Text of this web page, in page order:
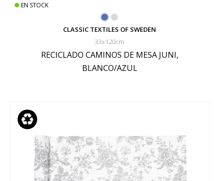
EN STOCK
CLASSIC TEXTILES OF SWEDEN
33x120cm
RECICLADO CAMINOS DE MESA JUNI,
BLANCO/AZUL